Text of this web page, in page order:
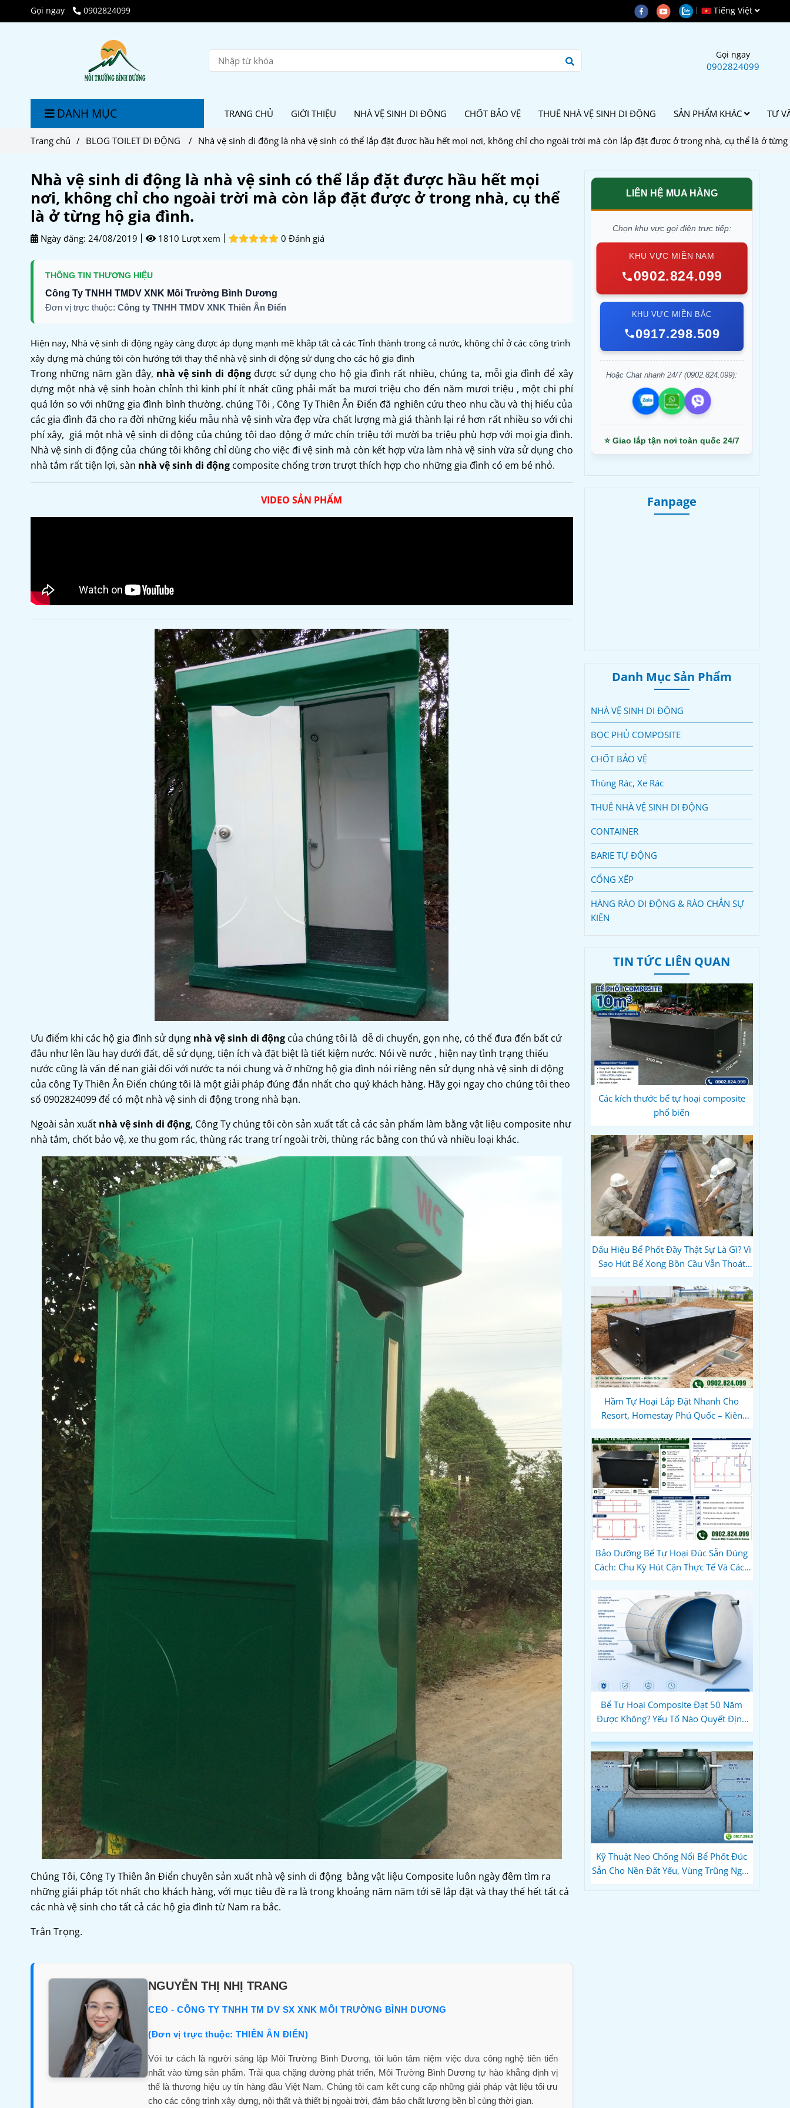
Gọi ngay 0902824099 Tiếng Việt
Gọi ngay
0902824099
DANH MỤC TRANG CHỦ GIỚI THIỆU NHÀ VỆ SINH DI ĐỘNG CHỐT BẢO VỆ THUÊ NHÀ VỆ SINH DI ĐỘNG SẢN PHẨM KHÁC TƯ
Trang chủ / BLOG TOILET DI ĐỘNG / Nhà vệ sinh di động là nhà vệ sinh có thể lắp đặt được hầu hết mọi nơi, không chỉ cho ngoài trời mà còn lắp đặt được ở trong nhà, cụ thể là ở
Nhà vệ sinh di động là nhà vệ sinh có thể lắp đặt được hầu hết mọi
nơi, không chỉ cho ngoài trời mà còn lắp đặt được ở trong nhà, cụ thể
là ở từng hộ gia đình.
Ngày đăng: 24/08/2019 1810 Lượt xem 0 Đánh giá
THÔNG TIN THƯƠNG HIỆU
Công Ty TNHH TMDV XNK Môi Trường Bình Dương
Đơn vị trực thuộc: Công ty TNHH TMDV XNK Thiên Ân Điển
Hiện nay, Nhà vệ sinh di động ngày càng được áp dụng mạnh mẽ khắp tất cả các Tỉnh thành trong cả nước, không chỉ ở các công trình
xây dựng mà chúng tôi còn hướng tới thay thế nhà vệ sinh di động sử dụng cho các hộ gia đình
Trong những năm gần đây, nhà vệ sinh di độngđược sử dụng cho hộ gia đình rất nhiều, chúng ta, mỗi gia đình để xây
dựng một nhà vệ sinh hoàn chỉnh thì kinh phí ít nhất cũng phải mất ba mươi triệu cho đến năm mươi triệu , một chi phí
quá lớn so với những gia đình bình thường. chúng Tôi , Công Ty Thiên Ân Điển đã nghiên cứu theo nhu cầu và thị hiếu của
các gia đình đã cho ra đời những kiểu mẫu nhà vệ sinh vừa đẹp vừa chất lượng mà giá thành lại rẻ hơn rất nhiều so với chi
phí xây, giá một nhà vệ sinh di động của chúng tôi dao động ở mức chín triệu tới mười ba triệu phù hợp với mọi gia đình.
Nhà vệ sinh di động của chúng tôi không chỉ dùng cho việc đi vệ sinh mà còn kết hợp vừa làm nhà vệ sinh vừa sử dụng cho
nhà tắm rất tiện lợi, sàn nhà vệ sinh di động composite chống trơn trượt thích hợp cho những gia đình có em bé nhỏ.
VIDEO SẢN PHẨM
Ưu điểm khi các hộ gia đình sử dụng nhà vệ sinh di động của chúng tôi là dễ di chuyển, gọn nhẹ, có thể đưa đến bất cứ
đâu như lên lầu hay dưới đất, dễ sử dụng, tiện ích và đặt biệt là tiết kiệm nước. Nói về nước , hiện nay tình trạng thiếu
nước cũng là vấn đế nan giải đối với nước ta nói chung và ở những hộ gia đình nói riêng nên sử dụng nhà vệ sinh di động
của công Ty Thiên Ân Điển chúng tôi là một giải pháp đúng đắn nhất cho quý khách hàng. Hãy gọi ngay cho chúng tôi theo
số 0902824099 để có một nhà vệ sinh di động trong nhà bạn.
Ngoài sản xuất nhà vệ sinh di động, Công Ty chúng tôi còn sản xuất tất cả các sản phẩm làm bằng vật liệu composite như
nhà tắm, chốt bảo vệ, xe thu gom rác, thùng rác trang trí ngoài trời, thùng rác bằng con thú và nhiều loại khác.
Chúng Tôi, Công Ty Thiên ân Điển chuyên sản xuất nhà vệ sinh di động bằng vật liệu Composite luôn ngày đêm tìm ra
những giải pháp tốt nhất cho khách hàng, với mục tiêu đề ra là trong khoảng năm năm tới sẽ lắp đặt và thay thế hết tất cả
các nhà vệ sinh cho tất cả các hộ gia đình từ Nam ra bắc.
Trân Trọng.
NGUYỄN THỊ NHỊ TRANG
CEO - CÔNG TY TNHH TM DV SX XNK MÔI TRƯỜNG BÌNH DƯƠNG
(Đơn vị trực thuộc: THIÊN ÂN ĐIỂN)
Với tư cách là người sáng lập Môi Trường Bình Dương, tôi luôn tâm niệm việc đưa công nghệ tiên tiến
nhất vào từng sản phẩm. Trải qua chặng đường phát triển, Môi Trường Bình Dương tự hào khẳng định vị
thế là thương hiệu uy tín hàng đầu Việt Nam. Chúng tôi cam kết cung cấp những giải pháp vật liệu tối ưu
cho các công trình xây dựng, nội thất và thiết bị ngoài trời, đảm bảo chất lượng bền bỉ cùng thời gian.
LIÊN HỆ MUA HÀNG
Chọn khu vực gọi điện trực tiếp:
KHU VỰC MIỀN NAM
0902.824.099
KHU VỰC MIỀN BẮC
0917.298.509
Hoặc Chat nhanh 24/7 (0902.824.099):
⭐ Giao lắp tận nơi toàn quốc 24/7
Fanpage
Danh Mục Sản Phẩm
NHÀ VỆ SINH DI ĐỘNG
BỌC PHỦ COMPOSITE
CHỐT BẢO VỆ
Thùng Rác, Xe Rác
THUÊ NHÀ VỆ SINH DI ĐỘNG
CONTAINER
BARIE TỰ ĐỘNG
CỔNG XẾP
HÀNG RÀO DI ĐỘNG & RÀO CHẮN SỰ
KIỆN
TIN TỨC LIÊN QUAN
Các kích thước bể tự hoại composite
phổ biến
Dấu Hiệu Bể Phốt Đầy Thật Sự Là Gì? Vì
Sao Hút Bể Xong Bồn Cầu Vẫn Thoát
Hầm Tự Hoại Lắp Đặt Nhanh Cho
Resort, Homestay Phú Quốc – Kiên
Tối Ưu Tiến Độ Du Lịch
Bảo Dưỡng Bể Tự Hoại Đúc Sẵn Đúng
Cách: Chu Kỳ Hút Cặn Thực Tế Và Cách
Bể Tự Hoại Composite Đạt 50 Năm
Được Không? Yếu Tố Nào Quyết Định
Kỹ Thuật Neo Chống Nổi Bể Phốt Đúc
Sẵn Cho Nền Đất Yếu, Vùng Trũng Ngập